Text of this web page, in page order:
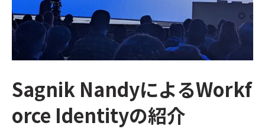
Sagnik NandyによるWorkf
orce Identityの紹介